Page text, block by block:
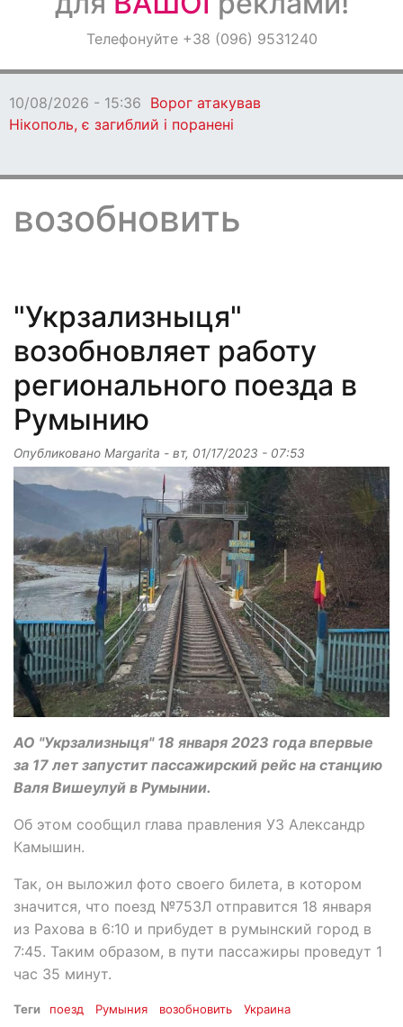
ОголошенняТелефонуйте +38 (096) 9531240
Ворог атакував
і поранені
возобновить
"Укрзализныця"
возобновляет работу
регионального поезда в
Румынию
Опубликовано Margarita - вт, 01/17/2023 - 07:53
АО "Укрзализныця" 18 января 2023 года впервые
за 17 лет запустит пассажирский рейс на станцию
Валя Вишеулуй в Румынии.
Об этом сообщил глава правления УЗ Александр
Камышин.
Так, он выложил фото своего билета, в котором
значится, что поезд №753Л отправится 18 января
из Рахова в 6:10 и прибудет в румынский город в
7:45. Таким образом, в пути пассажиры проведут 1
час 35 минут.
Теги поезд Румыния возобновить Украина